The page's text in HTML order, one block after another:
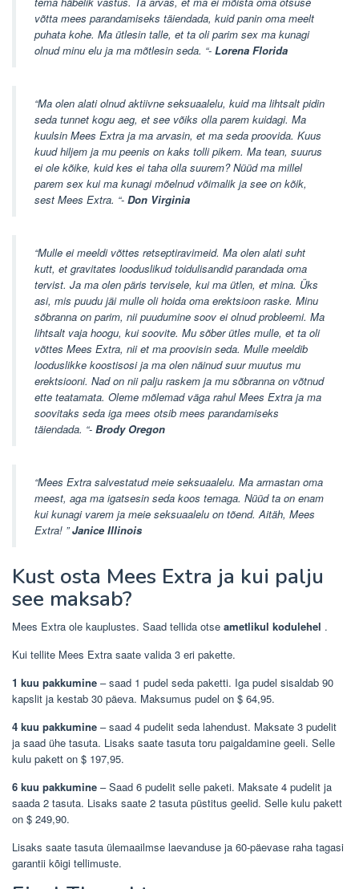
võtta mees parandamiseks täiendada, kuid panin oma meelt
puhata kohe. Ma ütlesin talle, et ta oli parim sex ma kunagi
olnud minu elu ja ma mõtlesin seda. “- Lorena Florida
“Ma olen alati olnud aktiivne seksuaalelu, kuid ma lihtsalt pidin
seda tunnet kogu aeg, et see võiks olla parem kuidagi. Ma
kuulsin Mees Extra ja ma arvasin, et ma seda proovida. Kuus
kuud hiljem ja mu peenis on kaks tolli pikem. Ma tean, suurus
ei ole kõike, kuid kes ei taha olla suurem? Nüüd ma millel
parem sex kui ma kunagi mõelnud võimalik ja see on kõik,
sest Mees Extra. “- Don Virginia
“Mulle ei meeldi võttes retseptiravimeid. Ma olen alati suht
kutt, et gravitates looduslikud toidulisandid parandada oma
tervist. Ja ma olen päris tervisele, kui ma ütlen, et mina. Üks
asi, mis puudu jäi mulle oli hoida oma erektsioon raske. Minu
sõbranna on parim, nii puudumine soov ei olnud probleemi. Ma
lihtsalt vaja hoogu, kui soovite. Mu sõber ütles mulle, et ta oli
võttes Mees Extra, nii et ma proovisin seda. Mulle meeldib
looduslikke koostisosi ja ma olen näinud suur muutus mu
erektsiooni. Nad on nii palju raskem ja mu sõbranna on võtnud
ette teatamata. Oleme mõlemad väga rahul Mees Extra ja ma
soovitaks seda iga mees otsib mees parandamiseks
täiendada. “- Brody Oregon
“Mees Extra salvestatud meie seksuaalelu. Ma armastan oma
meest, aga ma igatsesin seda koos temaga. Nüüd ta on enam
kui kunagi varem ja meie seksuaalelu on tõend. Aitäh, Mees
Extra! ”Janice Illinois
Kust osta Mees Extra ja kui palju
see maksab?
Mees Extra ole kauplustes. Saad tellida otse ametlikul kodulehel .
Kui tellite Mees Extra saate valida 3 eri pakette.
1 kuu pakkumine – saad 1 pudel seda paketti. Iga pudel sisaldab 90
kapslit ja kestab 30 päeva. Maksumus pudel on $ 64,95.
4 kuu pakkumine – saad 4 pudelit seda lahendust. Maksate 3 pudelit
ja saad ühe tasuta. Lisaks saate tasuta toru paigaldamine geeli. Selle
kulu pakett on $ 197,95.
6 kuu pakkumine – Saad 6 pudelit selle paketi. Maksate 4 pudelit ja
saada 2 tasuta. Lisaks saate 2 tasuta püstitus geelid. Selle kulu pakett
on $ 249,90.
Lisaks saate tasuta ülemaailmse laevanduse ja 60-päevase raha tagasi
garantii kõigi tellimuste.